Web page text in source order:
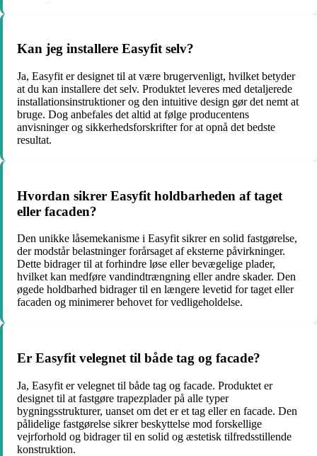
Kan jeg installere Easyfit selv?
Ja, Easyfit er designet til at være brugervenligt, hvilket betyder
at du kan installere det selv. Produktet leveres med detaljerede
installationsinstruktioner og den intuitive design gør det nemt at
bruge. Dog anbefales det altid at følge producentens
anvisninger og sikkerhedsforskrifter for at opnå det bedste
resultat.
Hvordan sikrer Easyfit holdbarheden af taget
eller facaden?
Den unikke låsemekanisme i Easyfit sikrer en solid fastgørelse,
der modstår belastninger forårsaget af eksterne påvirkninger.
Dette bidrager til at forhindre løse eller bevægelige plader,
hvilket kan medføre vandindtrængning eller andre skader. Den
øgede holdbarhed bidrager til en længere levetid for taget eller
facaden og minimerer behovet for vedligeholdelse.
Er Easyfit velegnet til både tag og facade?
Ja, Easyfit er velegnet til både tag og facade. Produktet er
designet til at fastgøre trapezplader på alle typer
bygningsstrukturer, uanset om det er et tag eller en facade. Den
pålidelige fastgørelse sikrer beskyttelse mod forskellige
vejrforhold og bidrager til en solid og æstetisk tilfredsstillende
konstruktion.